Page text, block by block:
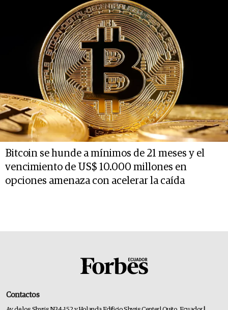
Bitcoin se hunde a mínimos de 21 meses y el
vencimiento de US$ 10.000 millones en
opciones amenaza con acelerar la caída
Contactos